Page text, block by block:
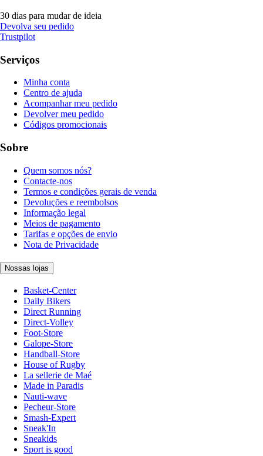
30 dias para mudar de ideia
Devolva seu pedido
Trustpilot
Serviços
Minha conta
Centro de ajuda
Acompanhar meu pedido
Devolver meu pedido
Códigos promocionais
Sobre
Quem somos nós?
Contacte-nos
Termos e condições gerais de venda
Devoluções e reembolsos
Informação legal
Meios de pagamento
Tarifas e opções de envio
Nota de Privacidade
Nossas lojas
Basket-Center
Daily Bikers
Direct Running
Direct-Volley
Foot-Store
Galope-Store
Handball-Store
House of Rugby
La sellerie de Maé
Made in Paradis
Nauti-wave
Pecheur-Store
Smash-Expert
Sneak'In
Sneakids
Sport is good